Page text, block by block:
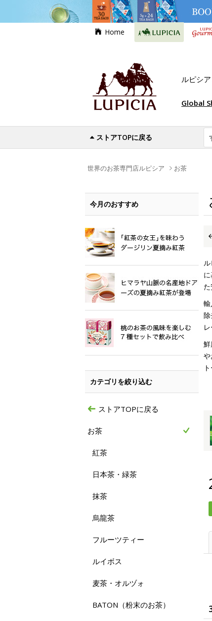
Home
ルピシ
Global
ストアTOPに戻る
世界のお茶専門店ルピシア お茶
今月のおすすめ
カテゴリを絞り込む
ストアTOPに戻る
お茶
紅茶
日本茶・緑茶
抹茶
烏龍茶
フルーツティー
ルイボス
麦茶・オルヅォ
BATON（粉末のお茶）